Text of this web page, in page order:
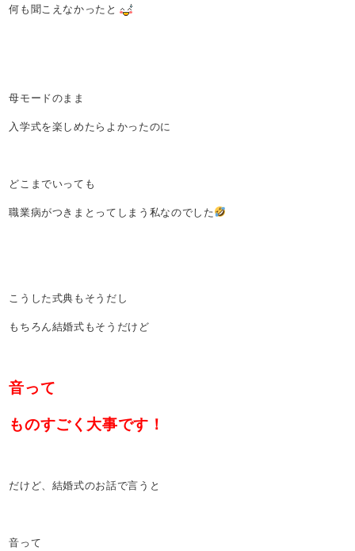
何も聞こえなかったと
母モードのまま
入学式を楽しめたらよかったのに
どこまでいっても
職業病がつきまとってしまう私なのでした
こうした式典もそうだし
もちろん結婚式もそうだけど
音って
ものすごく大事です！
だけど、結婚式のお話で言うと
音って